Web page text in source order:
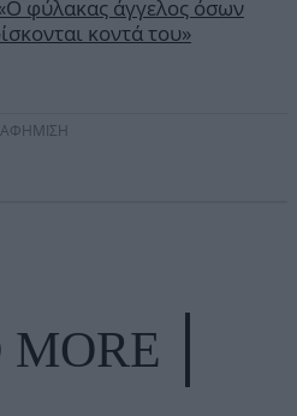
φύλακας άγγελος όσων
κοντά του»
MORE